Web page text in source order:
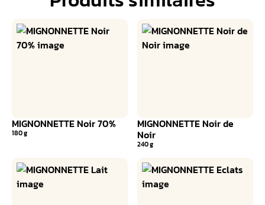
MIGNONNETTE Noir 70%
180 g
MIGNONNETTE Noir de
Noir
240 g